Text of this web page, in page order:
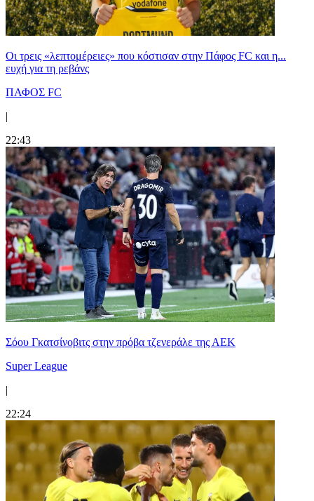
Οι τρεις «λεπτομέρειες» που κόστισαν στην Πάφος FC και η...
ευχή για τη ρεβάνς
ΠΑΦΟΣ FC
|
22:43
Σόου Γκατσίνοβιτς στην πρόβα τζενεράλε της ΑΕΚ
Super League
|
22:24